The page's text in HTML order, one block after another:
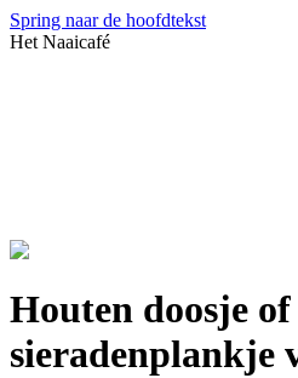
Spring naar de hoofdtekst
Het Naaicafé
Houten doosje of
sieradenplankje